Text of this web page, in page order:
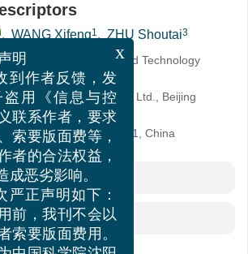
, WANG Xifeng1, ZHU Shoutai3
of Machinery Science and Technology
China
Development Co., Ltd., Beijing
University, Beijing 100091, China
x
明
作者反馈，发
用《信息与控
联系作者，要求
索要版面费等，
者的合法权益，
成恶劣影响。
正声明如下：
前，我刊不会以
索要版面费用。